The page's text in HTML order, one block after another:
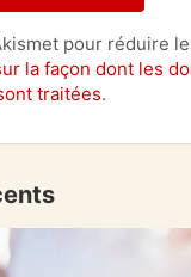
pour réduire
la façon dont les
traitées.